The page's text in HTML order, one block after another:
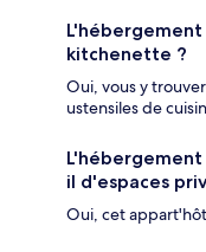
kitchenette ?
Oui, vous y
ustensiles de
il d'espaces
Oui, cet